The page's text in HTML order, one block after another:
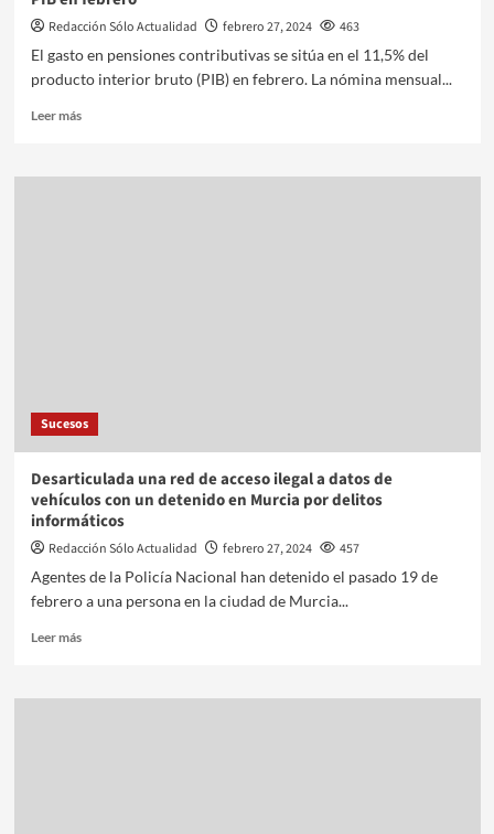
Redacción Sólo Actualidad febrero 27, 2024
463
El gasto en pensiones contributivas se sitúa en el 11,5% del
producto interior bruto (PIB) en febrero. La nómina mensual...
Leer más
Sucesos
Desarticulada una red de acceso ilegal a datos de
vehículos con un detenido en Murcia por delitos
informáticos
Redacción Sólo Actualidad febrero 27, 2024
457
Agentes de la Policía Nacional han detenido el pasado 19 de
febrero a una persona en la ciudad de Murcia...
Leer más